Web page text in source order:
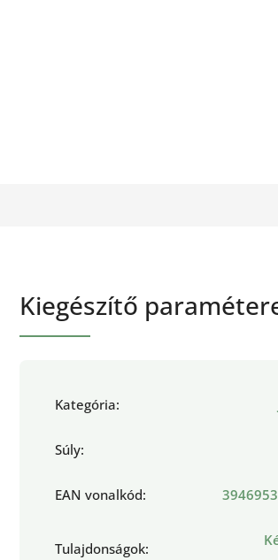
Kiegészítő
Kategória:
Súly:
EAN vonalkód:
Tulajdonságok: